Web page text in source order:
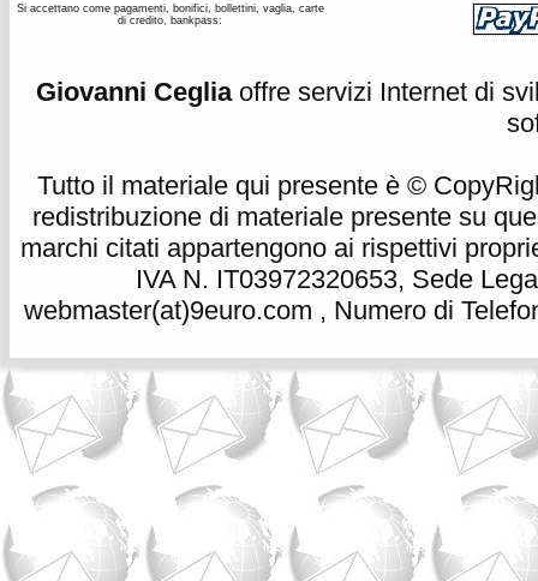
Si accettano come pagamenti, bonifici, bollettini, vaglia, carte
di credito, bankpass:
Giovanni Cegliaoffre servizi Internet di
Tutto il materiale qui presente è ©
redistribuzione di materiale presente su
marchi citati appartengono ai rispettivi
IVA N. IT03972320653, Sede
webmaster(at)9euro.com , Numero di